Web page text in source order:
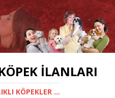
İLANLARI
KÖPEKLER ...